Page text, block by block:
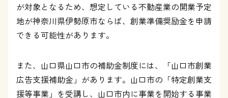
が対象となるため、想定している不動産業の開業予定
地が神奈川県伊勢原市ならば、創業準備奨励金を申請
できる可能性があります。
また、山口県山口市の補助金制度には、「山口市創業
広告支援補助金」があります。山口市の「特定創業支
援等事業」を受講し、山口市内に事業を開始する事業